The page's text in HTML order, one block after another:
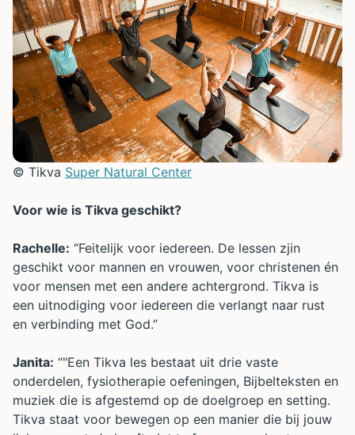
© Tikva Super Natural Center
Voor wie is Tikva geschikt?
Rachelle: “Feitelijk voor iedereen. De lessen zjin
geschikt voor mannen en vrouwen, voor christenen én
voor mensen met een andere achtergrond. Tikva is
een uitnodiging voor iedereen die verlangt naar rust
en verbinding met God.”
Janita: “"Een Tikva les bestaat uit drie vaste
onderdelen, fysiotherapie oefeningen, Bijbelteksten en
muziek die is afgestemd op de doelgroep en setting.
Tikva staat voor bewegen op een manier die bij jouw